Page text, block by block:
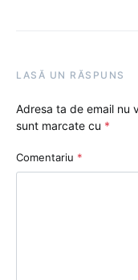
LASĂ UN RĂSPUNS
Adresa ta de email nu
sunt marcate cu *
Comentariu *